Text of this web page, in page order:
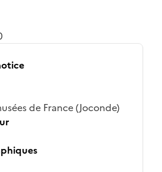
de France (Joconde)